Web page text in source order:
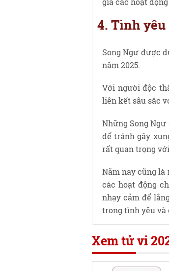
4. Tình
Song Ngư được
năm 2025.
Với người độc
liên kết sâu sắc
Những Song
để tránh gây
rất quan trọng
Năm nay cũng là
các hoạt động
nhạy cảm để
trong tình yêu và
Xem tử vi